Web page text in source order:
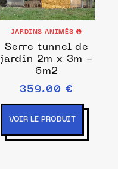
JARDINS ANIMÉS
Serre tunnel de
jardin 2m x 3m -
6m2
359.00 €
VOIR LE PRODUIT